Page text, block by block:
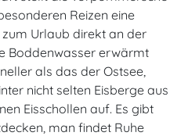
Reizen eine
Urlaub direkt an der
Boddenwasser erwärmt
als das der Ostsee,
nicht selten Eisberge aus
Eisschollen auf. Es gibt
man findet Ruhe